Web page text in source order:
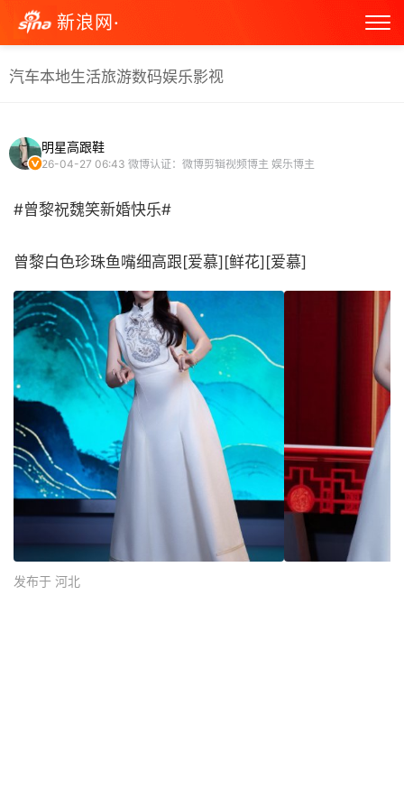
新浪网·
汽车本地生活旅游数码娱乐影视
明星高跟鞋
26-04-27 06:43 微博认证：微博剪辑视频博主 娱乐博主
#曾黎祝魏笑新婚快乐#
曾黎白色珍珠鱼嘴细高跟[爱慕][鲜花][爱慕] ​
发布于 河北